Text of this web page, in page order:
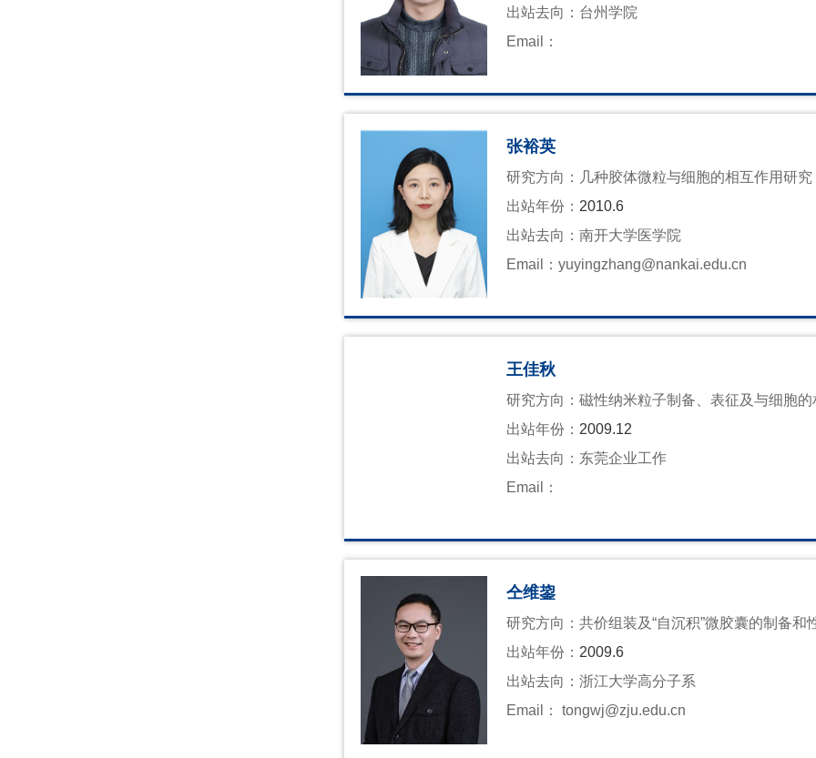
出站去向： 台州学院
Email：
张裕英
研究方向： 几种胶体微粒与细胞的相互作用研究
出站年份： 2010.6
出站去向： 南开大学医学院
Email： yuyingzhang@nankai.edu.cn
王佳秋
研究方向： 磁性纳米粒子制备、表征及与细胞的
出站年份： 2009.12
出站去向： 东莞企业工作
Email：
仝维鋆
研究方向： 共价组装及“自沉积”微胶囊的制备和
出站年份： 2009.6
出站去向： 浙江大学高分子系
Email：
tongwj@zju.edu.cn